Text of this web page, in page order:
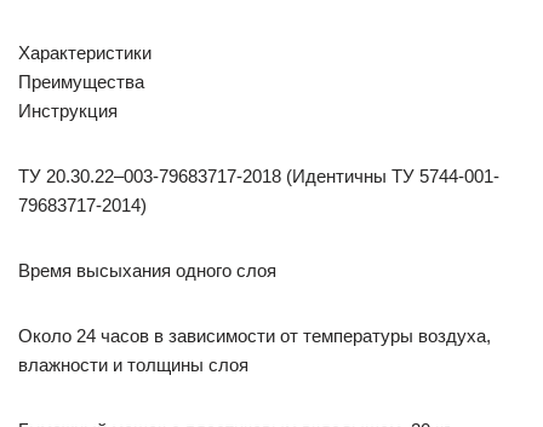
Характеристики
Преимущества
Инструкция
ТУ 20.30.22–003-79683717-2018 (Идентичны ТУ 5744-001-
79683717-2014)
Время высыхания одного слоя
Около 24 часов в зависимости от температуры воздуха,
влажности и толщины слоя